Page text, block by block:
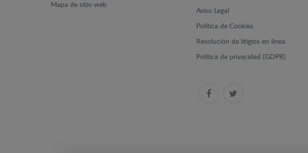
Mapa de sitio web
Aviso Legal
Política de Cookies
Resolución de litigios en línea
Política de privacidad (GDPR)